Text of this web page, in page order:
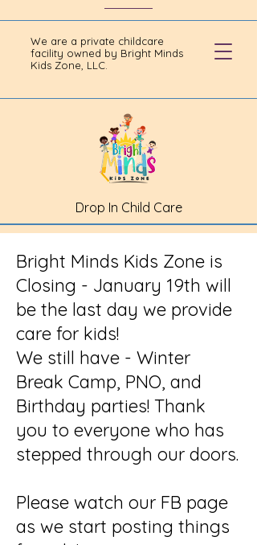
We are a private childcare
facility owned by Bright Minds
Kids Zone, LLC.
Drop In Child Care
Bright Minds Kids Zone is
Closing - January 19th will
be the last day we provide
care for kids!
We still have - Winter
Break Camp, PNO, and
Birthday parties! Thank
you to everyone who has
stepped through our doors.
Please watch our FB page
as we start posting things